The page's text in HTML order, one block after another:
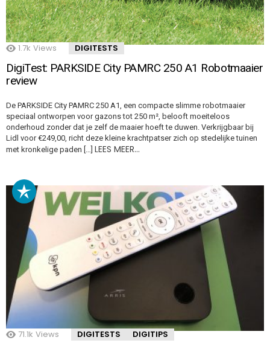
1.7k Views DIGITESTS
DigiTest: PARKSIDE City PAMRC 250 A1 Robotmaaier
review
De PARKSIDE City PAMRC 250 A1, een compacte slimme robotmaaier
speciaal ontworpen voor gazons tot 250 m², belooft moeiteloos
onderhoud zonder dat je zelf de maaier hoeft te duwen. Verkrijgbaar bij
Lidl voor €249,00, richt deze kleine krachtpatser zich op stedelijke tuinen
met kronkelige paden […] LEES MEER…
71.1k Views DIGITESTS DIGITIPS